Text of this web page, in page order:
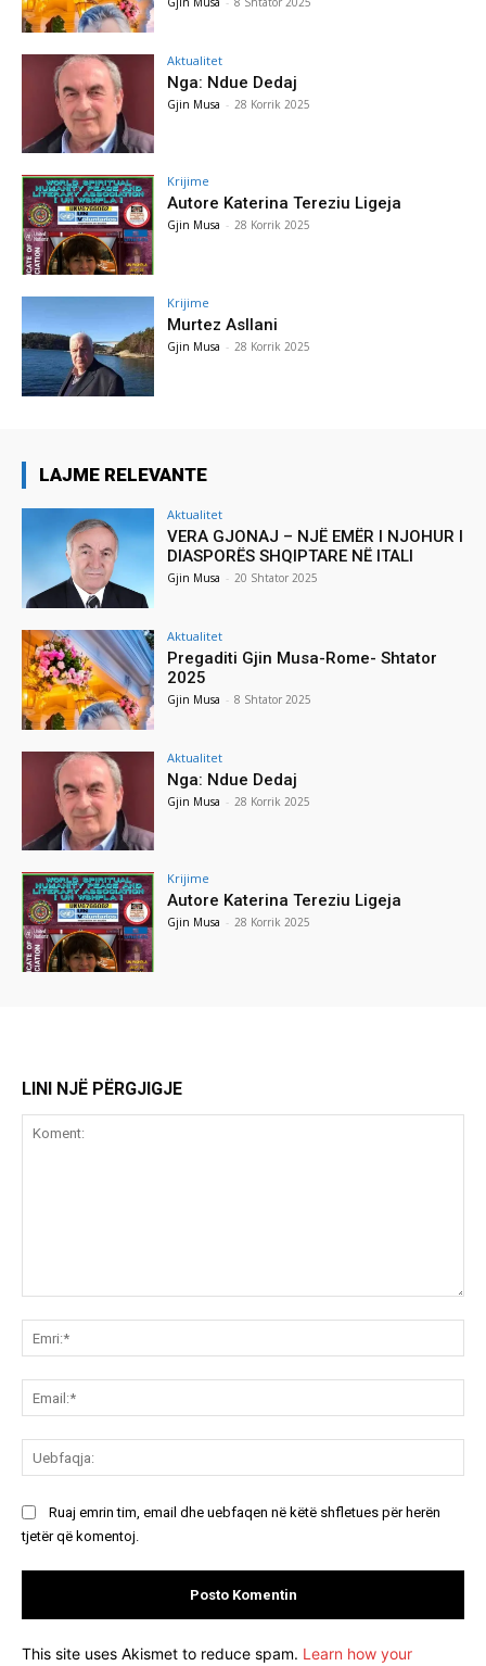
Aktualitet
Nga: Ndue Dedaj
Gjin Musa - 28 Korrik 2025
Krijime
Autore Katerina Tereziu Ligeja
Gjin Musa - 28 Korrik 2025
Krijime
Murtez Asllani
Gjin Musa - 28 Korrik 2025
LAJME RELEVANTE
Aktualitet
VERA GJONAJ – NJË EMËR I NJOHUR I
DIASPORËS SHQIPTARE NË ITALI
Gjin Musa - 20 Shtator 2025
Aktualitet
Pregaditi Gjin Musa-Rome- Shtator
2025
Gjin Musa - 8 Shtator 2025
Aktualitet
Nga: Ndue Dedaj
Gjin Musa - 28 Korrik 2025
Krijime
Autore Katerina Tereziu Ligeja
Gjin Musa - 28 Korrik 2025
LINI NJË PËRGJIGJE
Ruaj emrin tim, email dhe uebfaqen në këtë shfletues për herën
tjetër që komentoj.
This site uses Akismet to reduce spam. Learn how your